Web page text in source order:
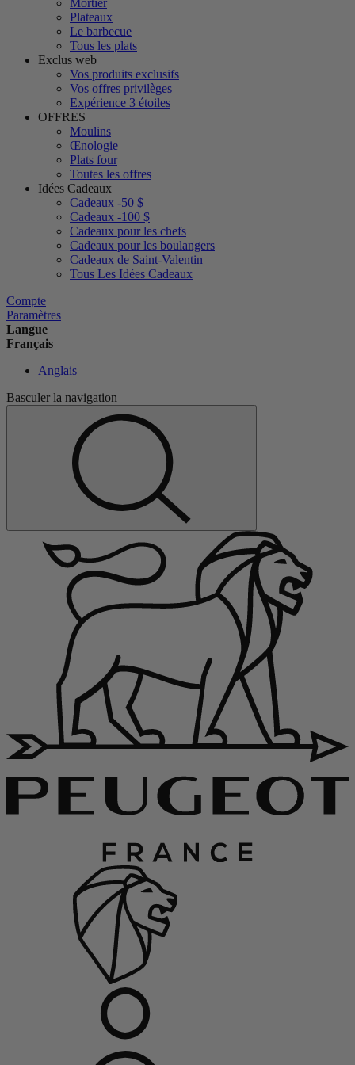
Mortier
Plateaux
Le barbecue
Tous les plats
Exclus web
Vos produits exclusifs
Vos offres privilèges
Expérience 3 étoiles
OFFRES
Moulins
Œnologie
Plats four
Toutes les offres
Idées Cadeaux
Cadeaux -50 $
Cadeaux -100 $
Cadeaux pour les chefs
Cadeaux pour les boulangers
Cadeaux de Saint-Valentin
Tous Les Idées Cadeaux
Compte
Paramètres
Langue
Français
Anglais
Basculer la navigation